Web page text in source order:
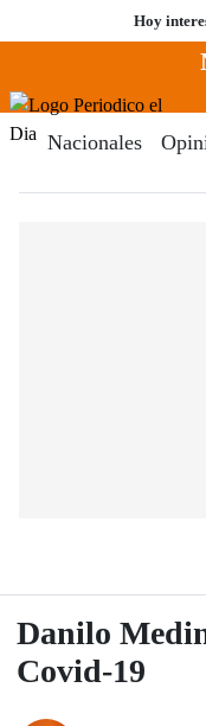
al
Hoy
Menú
Nacionales
Danilo
Covid-19